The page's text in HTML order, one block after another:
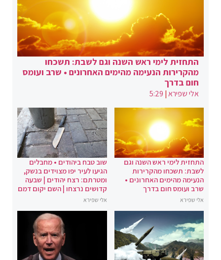
התחזית לימי ראש השנה וגם לשבת: תשכחו
מהקרירות הנעימה מהימים האחרונים • שרב ועומס
חום בדרך
אלי שפירא|
5:29
התחזית לימי ראש השנה וגם
לשבת: תשכחו מהקרירות
הנעימה מהימים האחרונים •
שרב ועומס חום בדרך
אלי שפירא
שוב טבח ביהודים • מחבלים
הגיעו לעיר יפו מצוידים בנשק,
ומטרתם: רצח יהודים | שבעה
קדושים נרצחו | השם יקום דמם
אלי שפירא